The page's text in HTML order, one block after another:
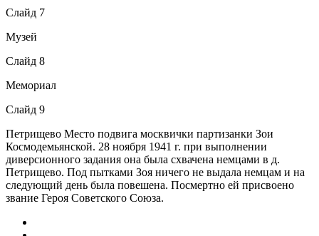
Слайд 7
Музей
Слайд 8
Мемориал
Слайд 9
Петрищево Место подвига москвички партизанки Зои
Космодемьянской. 28 ноября 1941 г. при выполнении
диверсионного задания она была схвачена немцами в д.
Петрищево. Под пытками Зоя ничего не выдала немцам и на
следующий день была повешена. Посмертно ей присвоено
звание Героя Советского Союза.